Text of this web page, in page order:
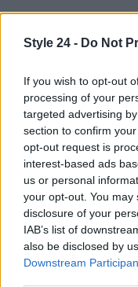
Style 24 - Do Not
If you wish to opt-out
processing of your
targeted advertising
section to confirm
opt-out request is
interest-based ads
us or personal
your opt-out. You
disclosure of your
IAB’s list of
also be disclosed by
Downstream
AUTORE